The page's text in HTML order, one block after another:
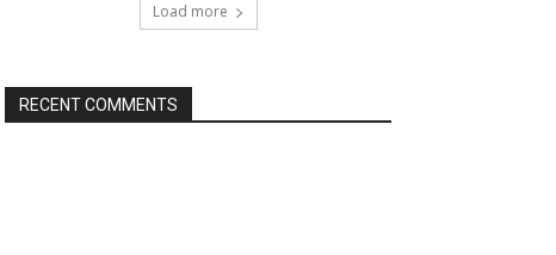
Load more
RECENT COMMENTS